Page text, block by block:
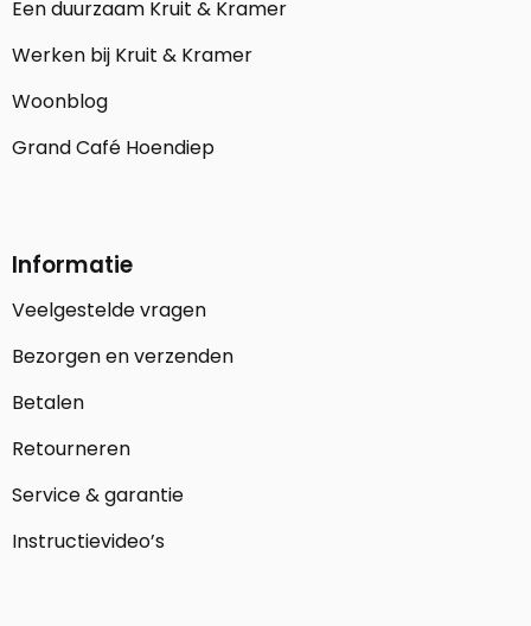
Een duurzaam Kruit & Kramer
Werken bij Kruit & Kramer
Woonblog
Grand Café Hoendiep
Informatie
Veelgestelde vragen
Bezorgen en verzenden
Betalen
Retourneren
Service & garantie
Instructievideo’s